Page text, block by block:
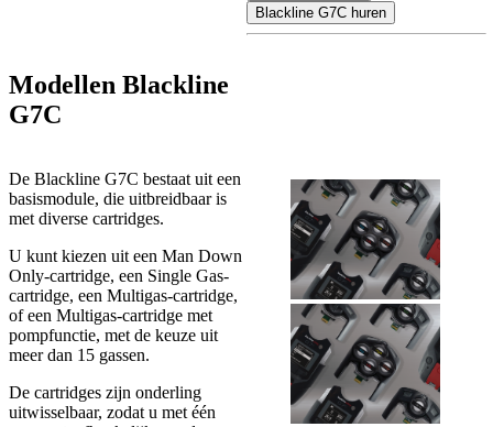
Blackline G7C huren
Modellen Blackline
G7C
De Blackline G7C bestaat uit een
basismodule, die uitbreidbaar is
met diverse cartridges.
U kunt kiezen uit een Man Down
Only-cartridge, een Single Gas-
cartridge, een Multigas-cartridge,
of een Multigas-cartridge met
pompfunctie, met de keuze uit
meer dan 15 gassen.
De cartridges zijn onderling
uitwisselbaar, zodat u met één